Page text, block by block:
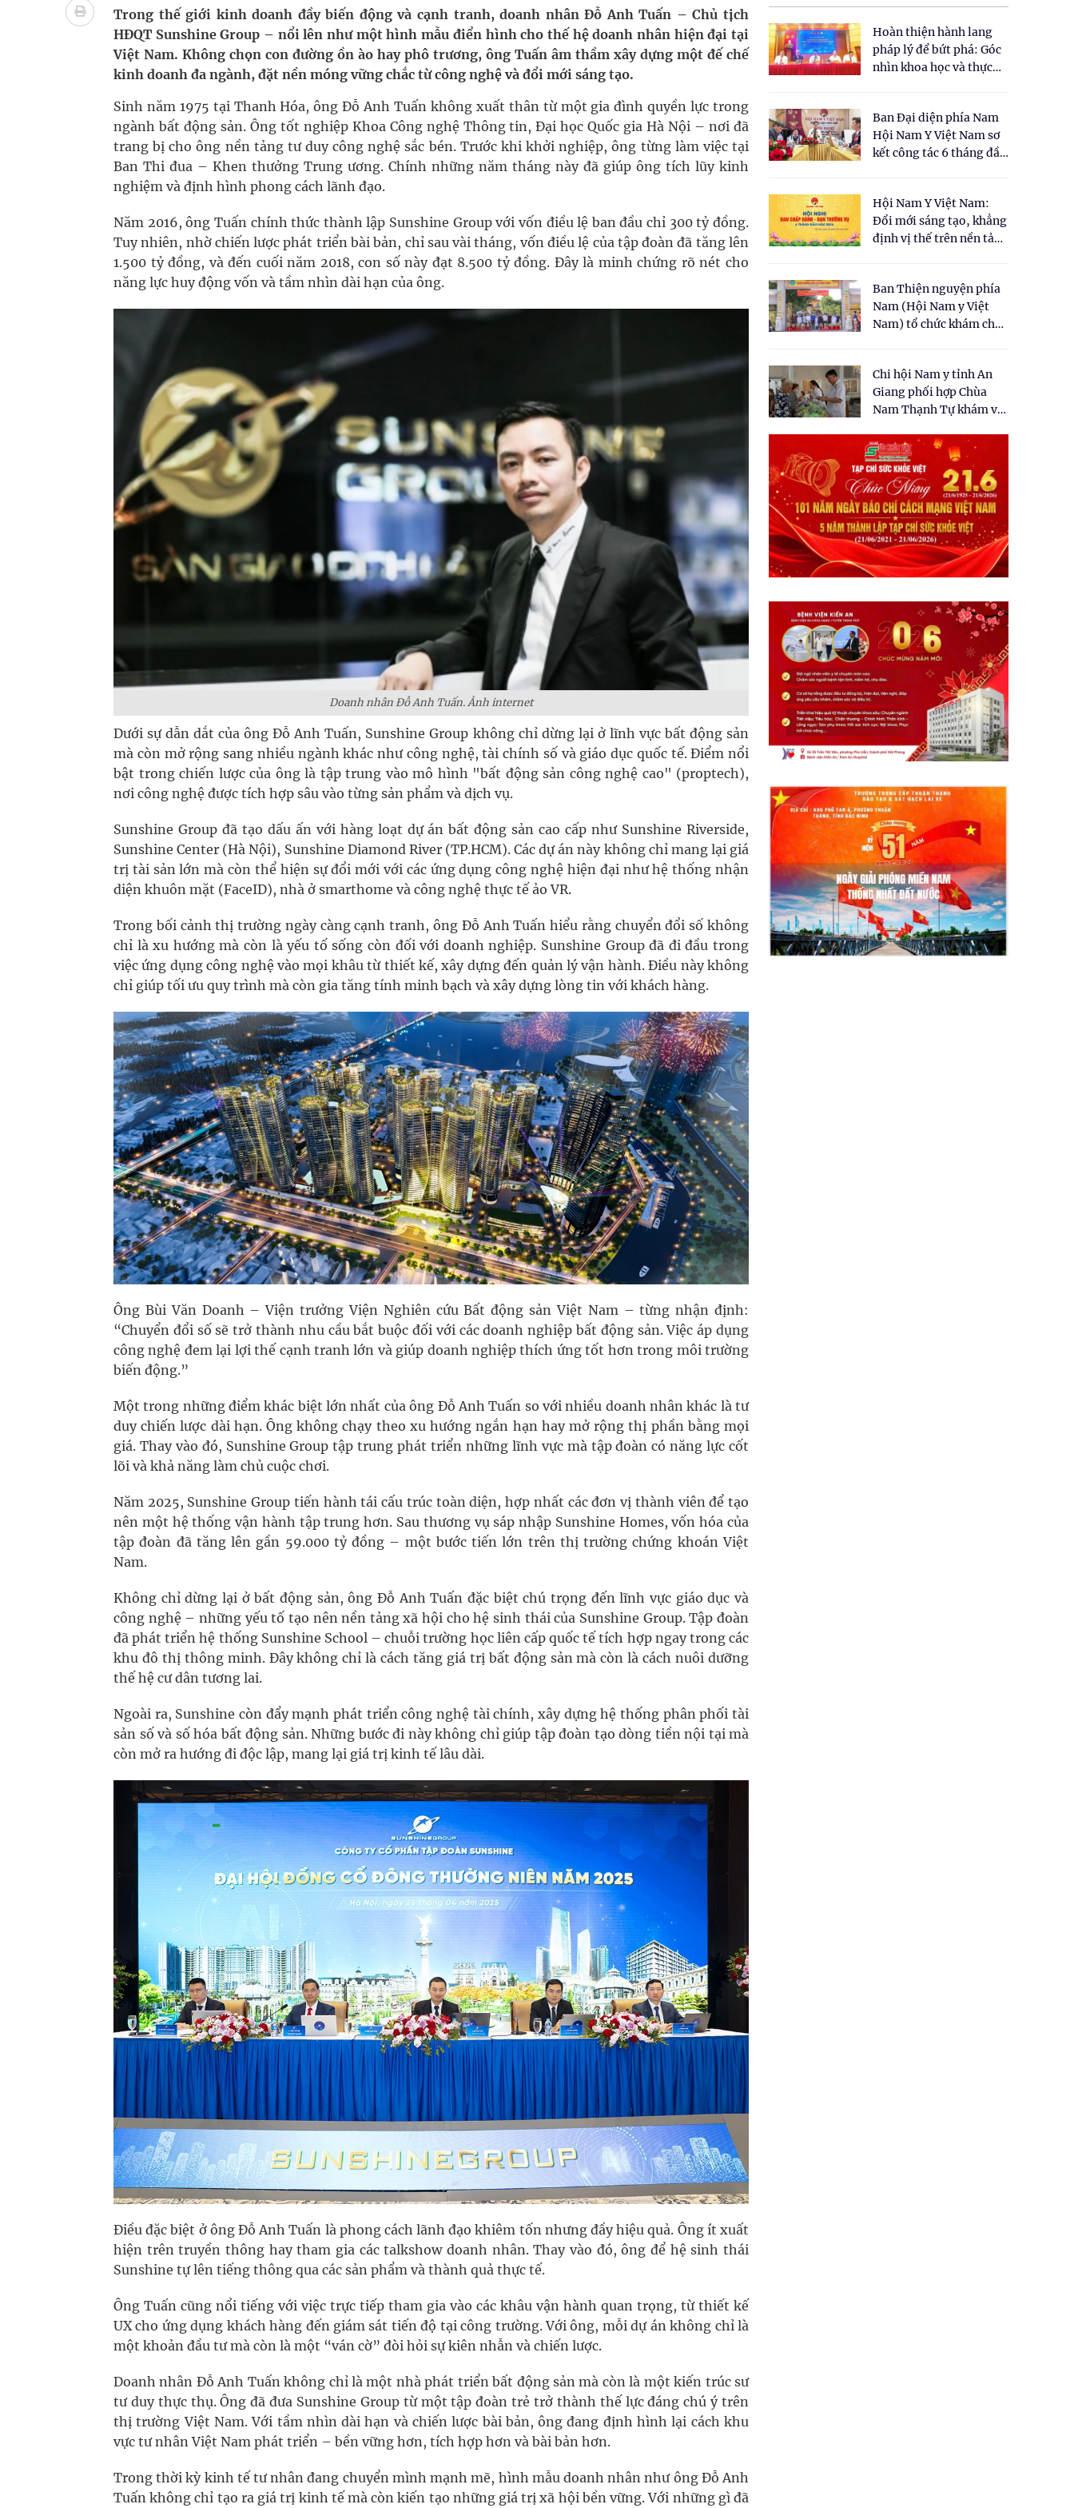
Triển khai đồng bộ các giải pháp quản lý chất lượng thuốc
Cách âm nhạc trị liệu được “đo ni đóng giày”
Dự báo thời tiết ngày 08/8/2026: Bắc Bộ nắng nóng, nhiệt độ cao nhất 35 độ
Đắk Lắk: Đẩy nhanh tiến độ khám sức khỏe định kỳ, khám sàng lọc cho người dân
Trong thế giới kinh doanh đầy biến động và cạnh tranh, doanh nhân Đỗ Anh Tuấn – Chủ tịch
HĐQT Sunshine Group – nổi lên như một hình mẫu điển hình cho thế hệ doanh nhân hiện đại tại
Việt Nam. Không chọn con đường ồn ào hay phô trương, ông Tuấn âm thầm xây dựng một đế chế
kinh doanh đa ngành, đặt nền móng vững chắc từ công nghệ và đổi mới sáng tạo.
Sinh năm 1975 tại Thanh Hóa, ông Đỗ Anh Tuấn không xuất thân từ một gia đình quyền lực trong
ngành bất động sản. Ông tốt nghiệp Khoa Công nghệ Thông tin, Đại học Quốc gia Hà Nội – nơi đã
trang bị cho ông nền tảng tư duy công nghệ sắc bén. Trước khi khởi nghiệp, ông từng làm việc tại
Ban Thi đua – Khen thưởng Trung ương. Chính những năm tháng này đã giúp ông tích lũy kinh
nghiệm và định hình phong cách lãnh đạo.
Năm 2016, ông Tuấn chính thức thành lập Sunshine Group với vốn điều lệ ban đầu chỉ 300 tỷ đồng.
Tuy nhiên, nhờ chiến lược phát triển bài bản, chỉ sau vài tháng, vốn điều lệ của tập đoàn đã tăng lên
1.500 tỷ đồng, và đến cuối năm 2018, con số này đạt 8.500 tỷ đồng. Đây là minh chứng rõ nét cho
năng lực huy động vốn và tầm nhìn dài hạn của ông.
Doanh nhân Đỗ Anh Tuấn. Ảnh internet
Dưới sự dẫn dắt của ông Đỗ Anh Tuấn, Sunshine Group không chỉ dừng lại ở lĩnh vực bất động sản
mà còn mở rộng sang nhiều ngành khác như công nghệ, tài chính số và giáo dục quốc tế. Điểm nổi
bật trong chiến lược của ông là tập trung vào mô hình "bất động sản công nghệ cao" (proptech),
nơi công nghệ được tích hợp sâu vào từng sản phẩm và dịch vụ.
Sunshine Group đã tạo dấu ấn với hàng loạt dự án bất động sản cao cấp như Sunshine Riverside,
Sunshine Center (Hà Nội), Sunshine Diamond River (TP.HCM). Các dự án này không chỉ mang lại giá
trị tài sản lớn mà còn thể hiện sự đổi mới với các ứng dụng công nghệ hiện đại như hệ thống nhận
diện khuôn mặt (FaceID), nhà ở smarthome và công nghệ thực tế ảo VR.
Trong bối cảnh thị trường ngày càng cạnh tranh, ông Đỗ Anh Tuấn hiểu rằng chuyển đổi số không
chỉ là xu hướng mà còn là yếu tố sống còn đối với doanh nghiệp. Sunshine Group đã đi đầu trong
việc ứng dụng công nghệ vào mọi khâu từ thiết kế, xây dựng đến quản lý vận hành. Điều này không
chỉ giúp tối ưu quy trình mà còn gia tăng tính minh bạch và xây dựng lòng tin với khách hàng.
Ông Bùi Văn Doanh – Viện trưởng Viện Nghiên cứu Bất động sản Việt Nam – từng nhận định:
“Chuyển đổi số sẽ trở thành nhu cầu bắt buộc đối với các doanh nghiệp bất động sản. Việc áp dụng
công nghệ đem lại lợi thế cạnh tranh lớn và giúp doanh nghiệp thích ứng tốt hơn trong môi trường
biến động.”
Một trong những điểm khác biệt lớn nhất của ông Đỗ Anh Tuấn so với nhiều doanh nhân khác là tư
duy chiến lược dài hạn. Ông không chạy theo xu hướng ngắn hạn hay mở rộng thị phần bằng mọi
giá. Thay vào đó, Sunshine Group tập trung phát triển những lĩnh vực mà tập đoàn có năng lực cốt
lõi và khả năng làm chủ cuộc chơi.
Năm 2025, Sunshine Group tiến hành tái cấu trúc toàn diện, hợp nhất các đơn vị thành viên để tạo
nên một hệ thống vận hành tập trung hơn. Sau thương vụ sáp nhập Sunshine Homes, vốn hóa của
tập đoàn đã tăng lên gần 59.000 tỷ đồng – một bước tiến lớn trên thị trường chứng khoán Việt
Nam.
Không chỉ dừng lại ở bất động sản, ông Đỗ Anh Tuấn đặc biệt chú trọng đến lĩnh vực giáo dục và
công nghệ – những yếu tố tạo nên nền tảng xã hội cho hệ sinh thái của Sunshine Group. Tập đoàn
đã phát triển hệ thống Sunshine School – chuỗi trường học liên cấp quốc tế tích hợp ngay trong các
khu đô thị thông minh. Đây không chỉ là cách tăng giá trị bất động sản mà còn là cách nuôi dưỡng
thế hệ cư dân tương lai.
Ngoài ra, Sunshine còn đẩy mạnh phát triển công nghệ tài chính, xây dựng hệ thống phân phối tài
sản số và số hóa bất động sản. Những bước đi này không chỉ giúp tập đoàn tạo dòng tiền nội tại mà
còn mở ra hướng đi độc lập, mang lại giá trị kinh tế lâu dài.
Điều đặc biệt ở ông Đỗ Anh Tuấn là phong cách lãnh đạo khiêm tốn nhưng đầy hiệu quả. Ông ít xuất
hiện trên truyền thông hay tham gia các talkshow doanh nhân. Thay vào đó, ông để hệ sinh thái
Sunshine tự lên tiếng thông qua các sản phẩm và thành quả thực tế.
Ông Tuấn cũng nổi tiếng với việc trực tiếp tham gia vào các khâu vận hành quan trọng, từ thiết kế
UX cho ứng dụng khách hàng đến giám sát tiến độ tại công trường. Với ông, mỗi dự án không chỉ là
một khoản đầu tư mà còn là một “ván cờ” đòi hỏi sự kiên nhẫn và chiến lược.
Doanh nhân Đỗ Anh Tuấn không chỉ là một nhà phát triển bất động sản mà còn là một kiến trúc sư
tư duy thực thụ. Ông đã đưa Sunshine Group từ một tập đoàn trẻ trở thành thế lực đáng chú ý trên
thị trường Việt Nam. Với tầm nhìn dài hạn và chiến lược bài bản, ông đang định hình lại cách khu
vực tư nhân Việt Nam phát triển – bền vững hơn, tích hợp hơn và bài bản hơn.
Trong thời kỳ kinh tế tư nhân đang chuyển mình mạnh mẽ, hình mẫu doanh nhân như ông Đỗ Anh
Tuấn không chỉ tạo ra giá trị kinh tế mà còn kiến tạo những giá trị xã hội bền vững. Với những gì đã
Hoàn thiện hành lang
pháp lý để bứt phá: Góc
nhìn khoa học và thực
cho Luật Y dược cổ
truyền Việt Nam"
Ban Đại diện phía Nam
Hội Nam Y Việt Nam sơ
kết công tác 6 tháng đầu
Hội Nam Y Việt Nam:
Đổi mới sáng tạo, khẳng
định vị thế trên nền tảng
Ban Thiện nguyện phía
Nam (Hội Nam y Việt
Nam) tổ chức khám chữa
dân tại xã Tân Tập
Chi hội Nam y tỉnh An
Giang phối hợp Chùa
Nam Thạnh Tự khám và
nhân dân